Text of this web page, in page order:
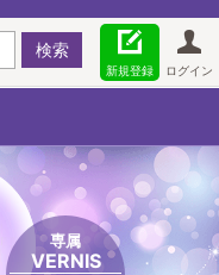
ログイン
新規登録
専属
VERNIS